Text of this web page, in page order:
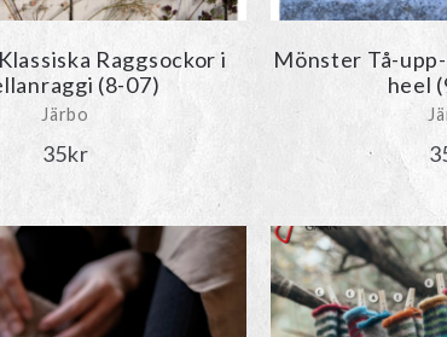
Raggsockor i
(8-07)
Järbo
35kr
Mönster Tå-
heel